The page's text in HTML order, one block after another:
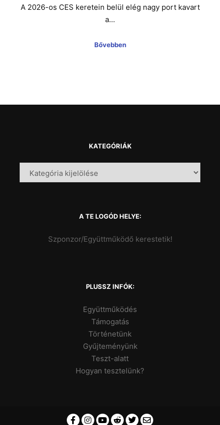
A 2026-os CES keretein belül elég nagy port kavart
a…
Bővebben
KATEGÓRIÁK
A TE LOGÓD HELYE:
Szponzor/Együttműködő kerestetik!
PLUSSZ INFÓK:
Együttműködés
Támogatás
Történetünk
Gyűjteményünk
Teszt-alatt
Hogyan tesztelünk?